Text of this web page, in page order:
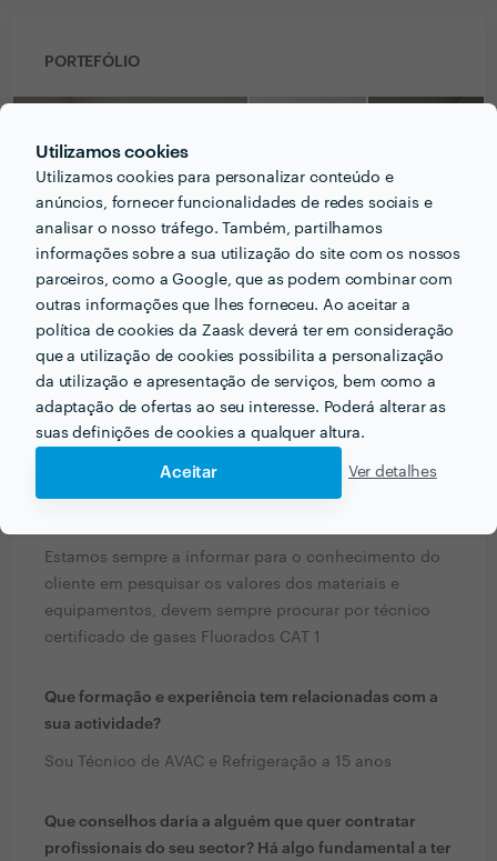
Utilizamos cookies
Utilizamos cookies para personalizar conteúdo e
anúncios, fornecer funcionalidades de redes sociais e
analisar o nosso tráfego. Também, partilhamos
informações sobre a sua utilização do site com os nossos
parceiros, como a Google, que as podem combinar com
outras informações que lhes forneceu. Ao aceitar a
política de cookies da Zaask deverá ter em consideração
que a utilização de cookies possibilita a personalização
da utilização e apresentação de serviços, bem como a
adaptação de ofertas ao seu interesse. Poderá alterar as
suas definições de cookies a qualquer altura.
Aceitar Ver detalhes
PORTEFÓLIO
PERGUNTAS E RESPOSTAS
Em que informações deve um ou uma cliente pensar
acerca do projecto que quer realizar antes de falar
Estamos sempre a informar para o conhecimento do
cliente em pesquisar os valores dos materiais e
equipamentos, devem sempre procurar por técnico
certificado de gases Fluorados CAT 1
Que formação e experiência tem relacionadas com a
sua actividade?
Sou Técnico de AVAC e Refrigeração a 15 anos
Que conselhos daria a alguém que quer contratar
profissionais do seu sector? Há algo fundamental a ter